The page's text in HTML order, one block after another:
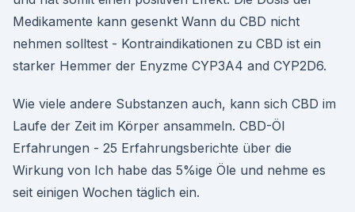
Medikamente kann gesenkt Wann du CBD nicht
nehmen solltest - Kontraindikationen zu CBD ist ein
starker Hemmer der Enyzme CYP3A4 and CYP2D6.
Wie viele andere Substanzen auch, kann sich CBD im
Laufe der Zeit im Körper ansammeln. CBD-Öl
Erfahrungen - 25 Erfahrungsberichte über die
Wirkung von Ich habe das 5%ige Öle und nehme es
seit einigen Wochen täglich ein.